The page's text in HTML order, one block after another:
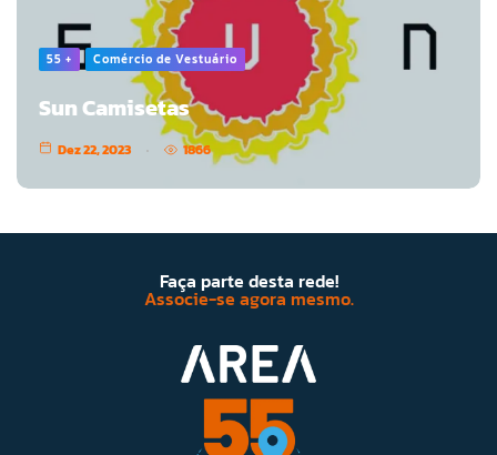
55 + Comércio de Vestuário
Sun Camisetas
Dez 22, 2023 1866
Faça parte desta rede!
Associe-se agora mesmo.